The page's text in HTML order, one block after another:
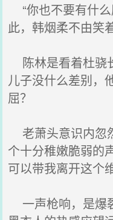
“你也不要有什
此，韩烟柔不由笑
陈林是看着杜骁
儿子没什么差别，
屈？
老萧头意识内忽
个十分稚嫩脆弱的
可以带我离开这个
一声枪响，是爆